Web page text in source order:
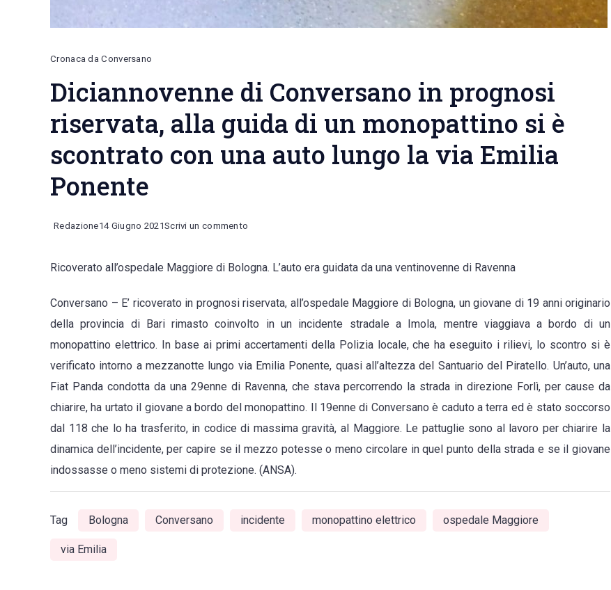
Cronaca da Conversano
Diciannovenne di Conversano in prognosi
riservata, alla guida di un monopattino si è
scontrato con una auto lungo la via Emilia
Ponente
Redazione14 Giugno 2021Scrivi un commento
di
in
prognosi
riservata,
alla
guida
di
un
monopattino
si
scontrato
Ricoverato all’ospedale Maggiore di Bologna. L’auto era guidata da una ventinovenne di Ravenna
Conversano – E’ ricoverato in prognosi riservata, all’ospedale Maggiore di Bologna, un giovane di 19 anni originario
della provincia di Bari rimasto coinvolto in un incidente stradale a Imola, mentre viaggiava a bordo di un
monopattino elettrico. In base ai primi accertamenti della Polizia locale, che ha eseguito i rilievi, lo scontro si è
verificato intorno a mezzanotte lungo via Emilia Ponente, quasi all’altezza del Santuario del Piratello. Un’auto, una
Fiat Panda condotta da una 29enne di Ravenna, che stava percorrendo la strada in direzione Forlì, per cause da
chiarire, ha urtato il giovane a bordo del monopattino. Il 19enne di Conversano è caduto a terra ed è stato soccorso
dal 118 che lo ha trasferito, in codice di massima gravità, al Maggiore. Le pattuglie sono al lavoro per chiarire la
dinamica dell’incidente, per capire se il mezzo potesse o meno circolare in quel punto della strada e se il giovane
indossasse o meno sistemi di protezione. (ANSA).
Tag Bologna Conversano incidente monopattino elettrico ospedale Maggiore
via Emilia